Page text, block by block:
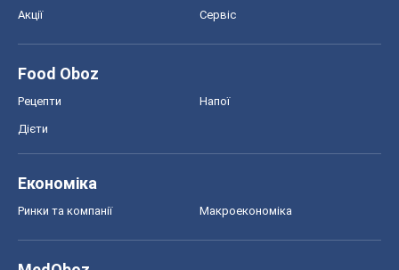
Акції Сервіс
Food Oboz
Рецепти Напої
Дієти
Економіка
Ринки та компанії Макроекономіка